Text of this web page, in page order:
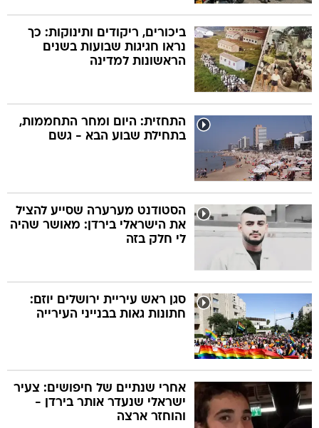
ביכורים, ריקודים ותינוקות: כך
נראו חגיגות שבועות בשנים
הראשונות למדינה
התחזית: היום ומחר התחממות,
בתחילת שבוע הבא - גשם
הסטודנט מערערה שסייע להציל
את הישראלי בירדן: מאושר שהיה
לי חלק בזה
סגן ראש עיריית ירושלים יוזם:
חתונות גאות בבנייני העירייה
אחרי שנתיים של חיפושים: צעיר
ישראלי שנעדר אותר בירדן -
והוחזר ארצה